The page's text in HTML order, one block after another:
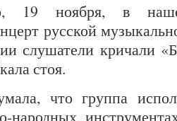
19 ноября, в
русской
слушатели кричали
стоя.
что группа
народных